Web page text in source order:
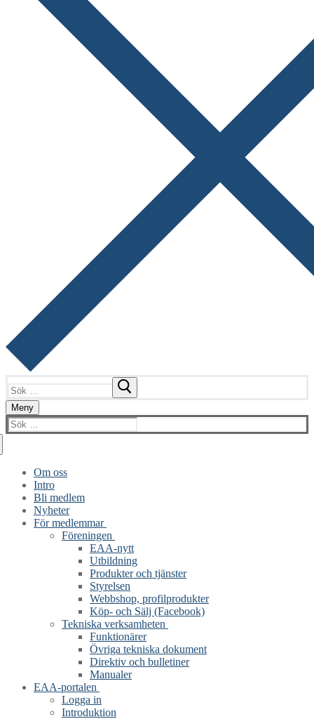
Meny
Sök:
Om oss
Intro
Bli medlem
Nyheter
För medlemmar
Föreningen
EAA-nytt
Utbildning
Produkter och tjänster
Styrelsen
Webbshop, profilprodukter
Köp- och Sälj (Facebook)
Tekniska verksamheten
Funktionärer
Övriga tekniska dokument
Direktiv och bulletiner
Manualer
EAA-portalen
Logga in
Introduktion